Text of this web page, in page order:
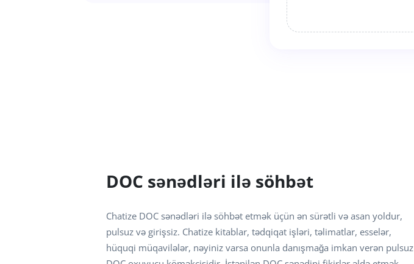
DOC sənədləri ilə söhbət
Chatize DOC sənədləri ilə söhbət etmək üçün ən sürətli və asan yoldur,
pulsuz və girişsiz. Chatize kitablar, tədqiqat işləri, təlimatlar, esselər,
hüquqi müqavilələr, nəyiniz varsa onunla danışmağa imkan verən pulsuz